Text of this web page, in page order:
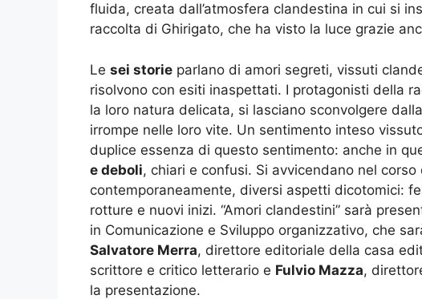
fluida, creata dall’atmosfera clandestina in cui si
raccolta di Ghirigato, che ha visto la luce grazie
Le sei storie parlano di amori segreti, vissuti
risolvono con esiti inaspettati. I protagonisti della
la loro natura delicata, si lasciano sconvolgere
irrompe nelle loro vite. Un sentimento inteso
duplice essenza di questo sentimento: anche in
e deboli, chiari e confusi. Si avvicendano nel
contemporaneamente, diversi aspetti dicotomici:
rotture e nuovi inizi. “Amori clandestini” sarà
in Comunicazione e Sviluppo organizzativo, che
Salvatore Merra, direttore editoriale della casa
scrittore e critico letterario e Fulvio Mazza,
la presentazione.